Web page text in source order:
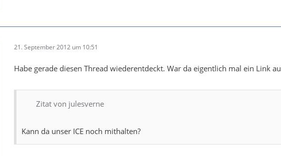
21. September 2012 um 10:51
Habe gerade diesen Thread wiederentdeckt. War da eigentlich mal ein Link
Zitat von julesverne
Kann da unser ICE noch mithalten?